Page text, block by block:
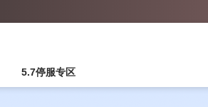
5.7停服专区